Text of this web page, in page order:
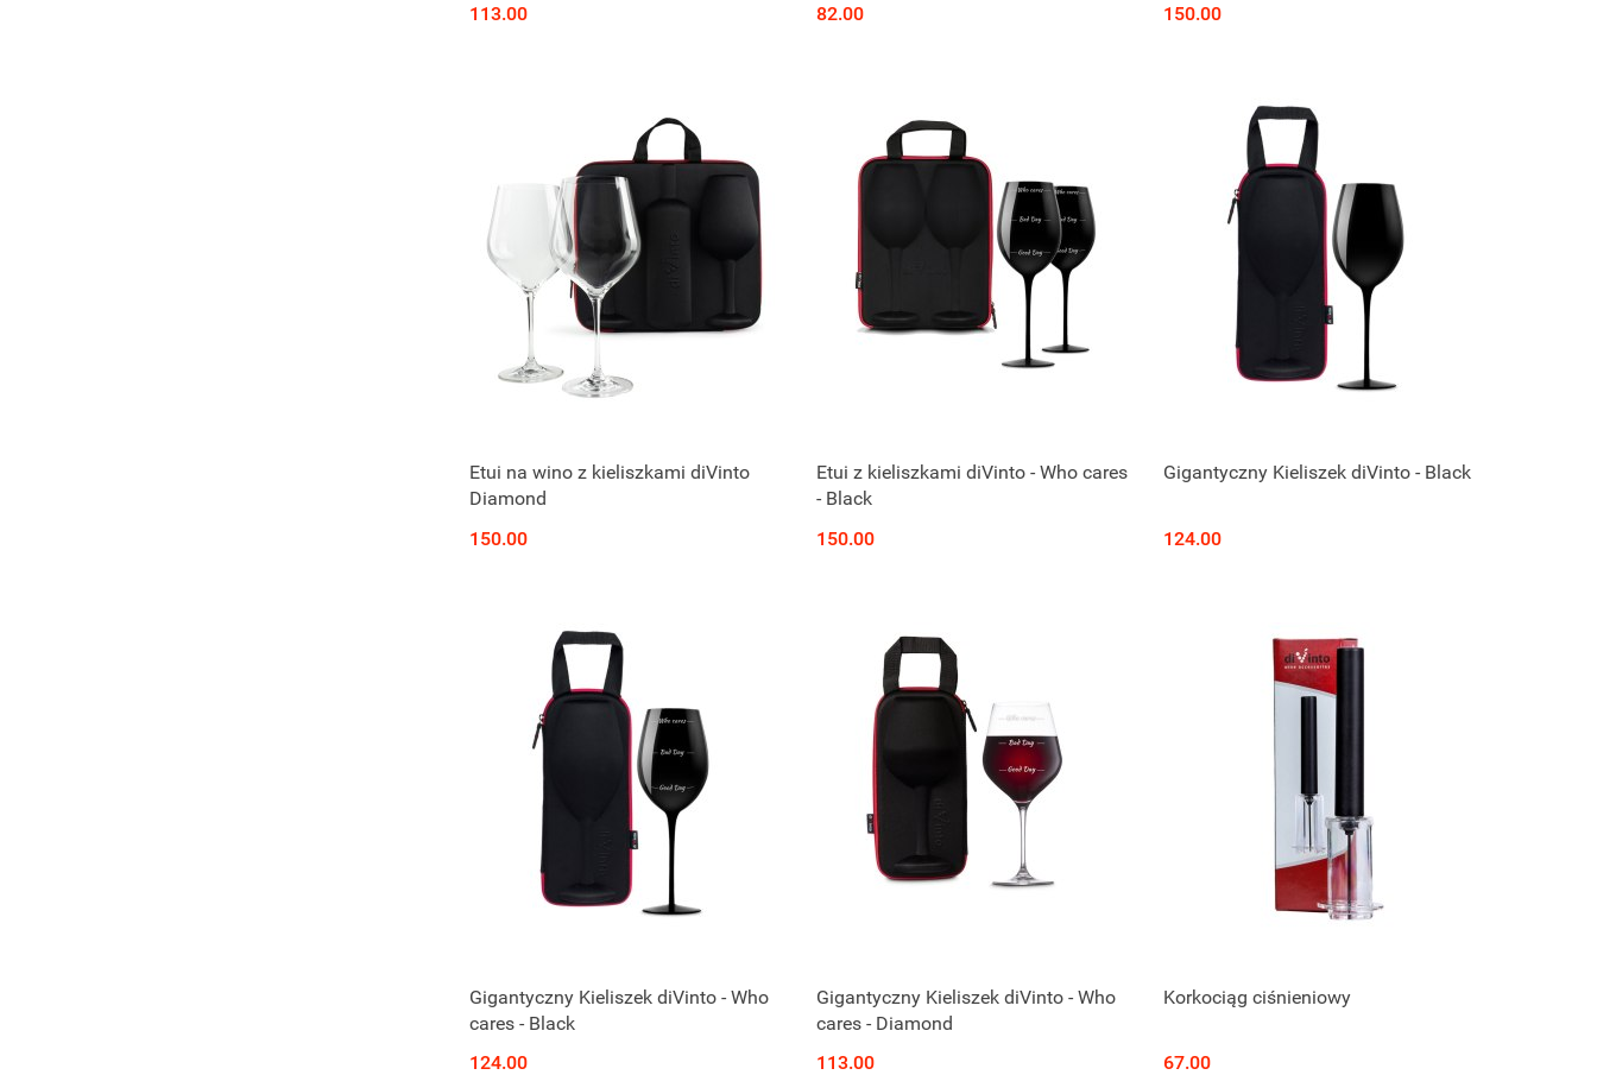
113.00
82.00
150.00
Etui na wino z kieliszkami diVinto
Diamond
150.00
Etui z kieliszkami diVinto - Who cares
- Black
150.00
Gigantyczny Kieliszek diVinto - Black
124.00
Gigantyczny Kieliszek diVinto - Who
cares - Black
124.00
Gigantyczny Kieliszek diVinto - Who
cares - Diamond
113.00
Korkociąg ciśnieniowy
67.00